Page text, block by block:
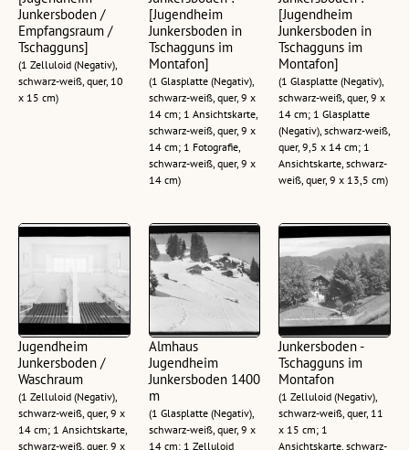
Junkersboden /
Empfangsraum /
Tschagguns]
(1 Zelluloid (Negativ),
schwarz-weiß, quer, 10
x 15 cm)
[Jugendheim
Junkersboden in
Tschagguns im
Montafon]
(1 Glasplatte (Negativ),
schwarz-weiß, quer, 9 x
14 cm; 1 Ansichtskarte,
schwarz-weiß, quer, 9 x
14 cm; 1 Fotografie,
schwarz-weiß, quer, 9 x
14 cm)
[Jugendheim
Junkersboden in
Tschagguns im
Montafon]
(1 Glasplatte (Negativ),
schwarz-weiß, quer, 9 x
14 cm; 1 Glasplatte
(Negativ), schwarz-weiß,
quer, 9,5 x 14 cm; 1
Ansichtskarte, schwarz-
weiß, quer, 9 x 13,5 cm)
Jugendheim
Junkersboden /
Waschraum
(1 Zelluloid (Negativ),
schwarz-weiß, quer, 9 x
14 cm; 1 Ansichtskarte,
schwarz-weiß, quer, 9 x
Almhaus
Jugendheim
Junkersboden 1400
m
(1 Glasplatte (Negativ),
schwarz-weiß, quer, 9 x
14 cm; 1 Zelluloid
Junkersboden -
Tschagguns im
Montafon
(1 Zelluloid (Negativ),
schwarz-weiß, quer, 11
x 15 cm; 1
Ansichtskarte, schwarz-